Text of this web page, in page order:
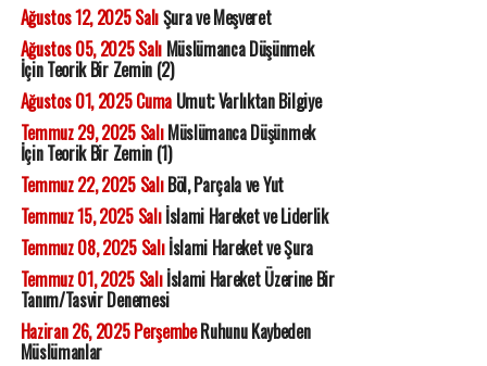
Ağustos 12, 2025 SalıŞura ve Meşveret
Ağustos 05, 2025 SalıMüslümanca Düşünmek
İçin Teorik Bir Zemin (2)
Ağustos 01, 2025 CumaUmut; Varlıktan Bilgiye
Temmuz 29, 2025 SalıMüslümanca Düşünmek
İçin Teorik Bir Zemin (1)
Temmuz 22, 2025 SalıBöl, Parçala ve Yut
Temmuz 15, 2025 Salıİslami Hareket ve Liderlik
Temmuz 08, 2025 Salıİslami Hareket ve Şura
Temmuz 01, 2025 Salıİslami Hareket Üzerine Bir
Tanım/Tasvir Denemesi
Haziran 26, 2025 PerşembeRuhunu Kaybeden
Müslümanlar